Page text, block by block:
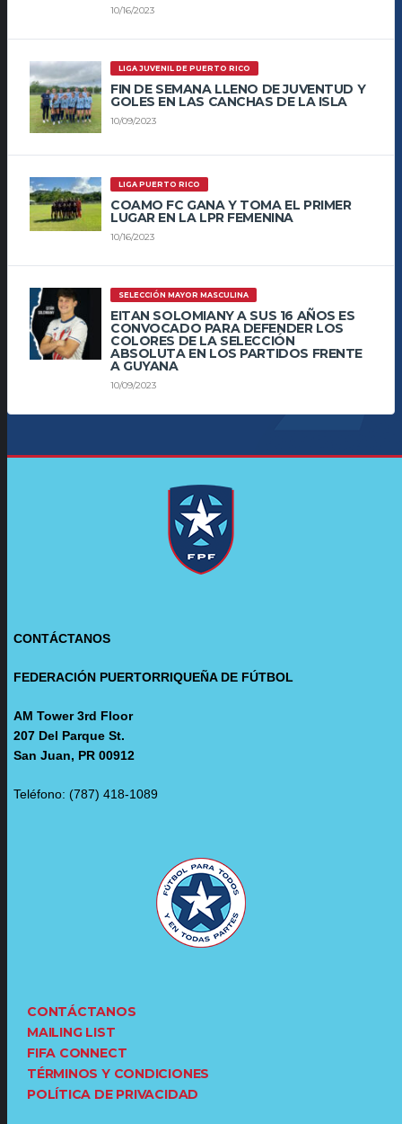
10/16/2023
LIGA JUVENIL DE PUERTO RICO
FIN DE SEMANA LLENO DE JUVENTUD Y
GOLES EN LAS CANCHAS DE LA ISLA
10/09/2023
LIGA PUERTO RICO
COAMO FC GANA Y TOMA EL PRIMER
LUGAR EN LA LPR FEMENINA
10/16/2023
SELECCIÓN MAYOR MASCULINA
EITAN SOLOMIANY A SUS 16 AÑOS ES
CONVOCADO PARA DEFENDER LOS
COLORES DE LA SELECCIÓN
ABSOLUTA EN LOS PARTIDOS FRENTE
A GUYANA
10/09/2023
CONTÁCTANOS
FEDERACIÓN PUERTORRIQUEÑA DE FÚTBOL
AM Tower 3rd Floor
207 Del Parque St.
San Juan, PR 00912
Teléfono: (787) 418-1089
CONTÁCTANOS
MAILING LIST
FIFA CONNECT
TÉRMINOS Y CONDICIONES
POLÍTICA DE PRIVACIDAD